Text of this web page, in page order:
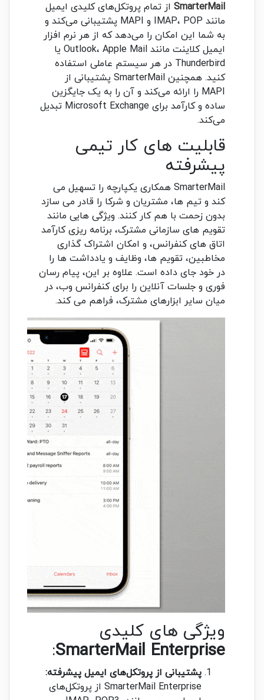
SmarterMail از تمام پروتکل‌های کلیدی ایمیل
مانند IMAP، POP و MAPI پشتیبانی می‌کند و
به شما این امکان را می‌دهد که از هر نرم افزار
ایمیل کلاینت مانند Outlook، Apple Mail یا
Thunderbird در هر سیستم عاملی استفاده
کنید. همچنین SmarterMail پشتیبانی از
MAPI را ارائه می‌کند و آن را به یک جایگزین
ساده و کارآمد برای Microsoft Exchange تبدیل
می‌کند.
قابلیت های کار تیمی
پیشرفته
SmarterMail همکاری یکپارچه را تسهیل می
کند و تیم ها، مشتریان و شرکا را قادر می سازد
بدون زحمت با هم کار کنند. ویژگی هایی مانند
تقویم های سازمانی مشترک، برنامه ریزی کارآمد
اتاق های کنفرانس، و امکان اشتراک گذاری
مخاطبین، تقویم ها، وظایف و یادداشت ها را
در خود جای داده است. علاوه بر این، پیام رسان
فوری و جلسات آنلاین را برای کنفرانس وب، در
میان سایر ابزارهای مشترک، فراهم می کند.
ویژگی های کلیدی
SmarterMail Enterprise
:
پشتیبانی از پروتکل‌های ایمیل پیشرفته:
SmarterMail Enterprise از پروتکل‌های